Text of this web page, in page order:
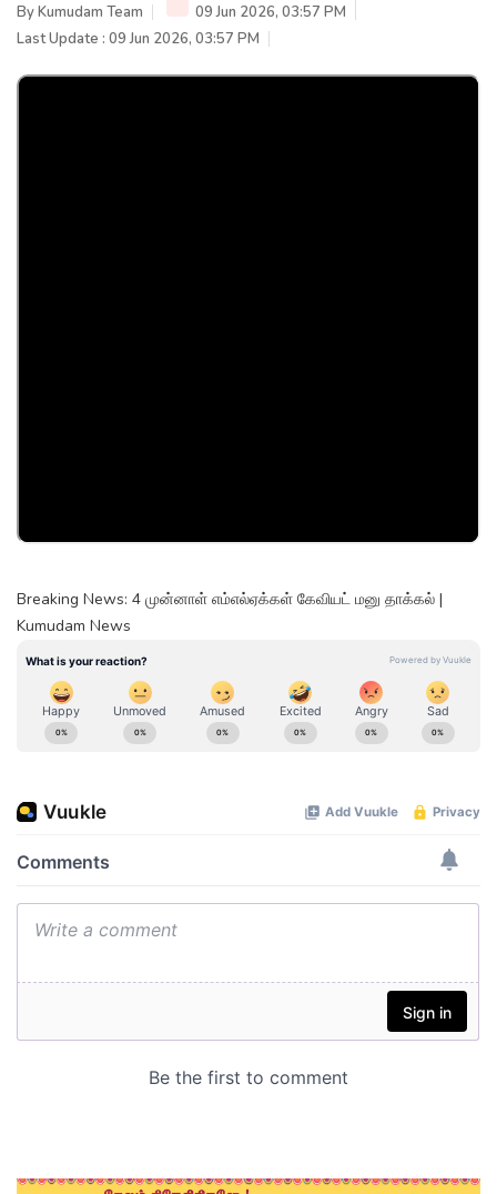
ByKumudam Team
09 Jun 2026, 03:57 PM
Last Update : 09 Jun 2026, 03:57 PM
Breaking News: 4 முன்னாள் எம்எல்ஏக்கள் கேவியட் மனு தாக்கல் |
Kumudam News